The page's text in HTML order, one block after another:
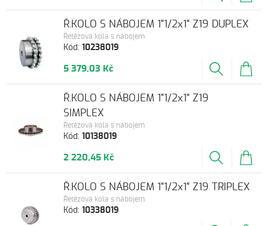
Kód:10238019
Řetězová kola s nábojem
Ř.KOLO S NÁBOJEM 1"1/2x1" Z19 DUPLEX
5 379,03 Kč
Kód:10138019
Řetězová kola s nábojem
Ř.KOLO S NÁBOJEM 1"1/2x1" Z19
SIMPLEX
2 220,45 Kč
Kód:10338019
Řetězová kola s nábojem
Ř.KOLO S NÁBOJEM 1"1/2x1" Z19 TRIPLEX